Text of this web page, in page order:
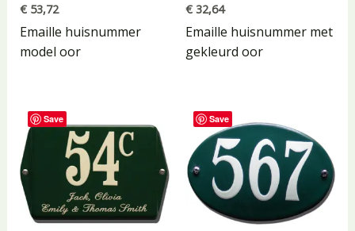
€53,72
Emaille huisnummer
model oor
€ 32,64
Emaille huisnummer met
gekleurd oor
Save Save